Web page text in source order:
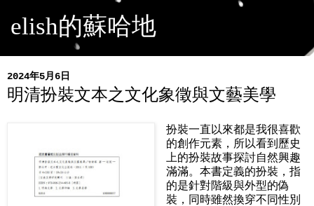
elish的蘇哈地
2024年5月6日
明清扮裝文本之文化象徵與文藝美學
扮裝一直以來都是我很喜歡
的創作元素，所以看到歷史
上的扮裝故事探討自然興趣
滿滿。本書定義的扮裝，指
的是針對階級與外型的偽
裝，同時雖然換穿不同性別